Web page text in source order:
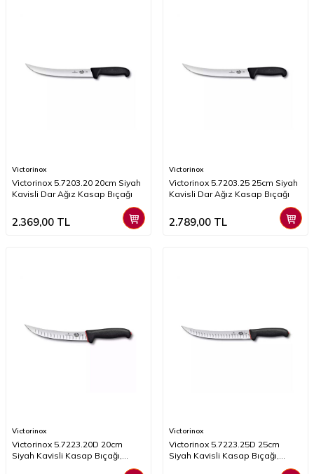
Victorinox
Victorinox 5.7203.20 20cm Siyah
Kavisli Dar Ağız Kasap Bıçağı
2.369,00 TL
Victorinox
Victorinox 5.7203.25 25cm Siyah
Kavisli Dar Ağız Kasap Bıçağı
2.789,00 TL
Victorinox
Victorinox 5.7223.20D 20cm
Siyah Kavisli Kasap Bıçağı,
Victorinox
Victorinox 5.7223.25D 25cm
Siyah Kavisli Kasap Bıçağı,